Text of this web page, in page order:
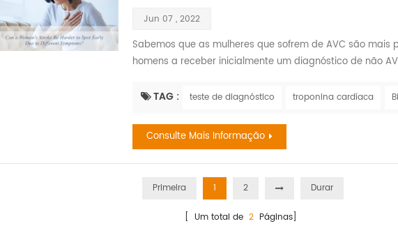
Jun 07 , 2022
Sabemos que as mulheres que sofrem de AVC são mais
homens a receber inicialmente um diagnóstico de não
AVC com a mesma frequência que os homens. De
combinados em mulheres com ...
TAG : teste de diagnóstico troponina cardíaca
Consulte Mais Informação
Primeira 1 2 Durar
[ Um total de2 Páginas]